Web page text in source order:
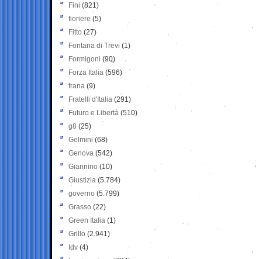
Fini (821)
fioriere (5)
Fitto (27)
Fontana di Trevi (1)
Formigoni (90)
Forza Italia (596)
frana (9)
Fratelli d'Italia (291)
Futuro e Libertà (510)
g8 (25)
Gelmini (68)
Genova (542)
Giannino (10)
Giustizia (5.784)
governo (5.799)
Grasso (22)
Green Italia (1)
Grillo (2.941)
Idv (4)